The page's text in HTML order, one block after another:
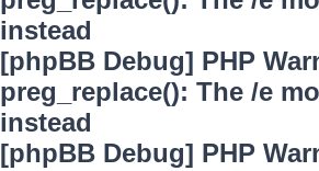
instead
[phpBB Debug] PHP
preg_replace(): The /e
instead
[phpBB Debug] PHP